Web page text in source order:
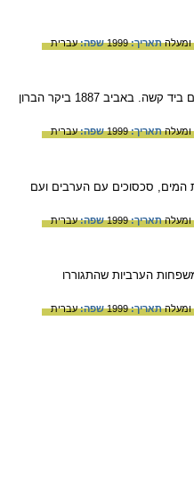
ומעלהתאריך:1999 שפה:עברית
העברת היישוב זמרין לחסותו של הברון רוטשילד הצילה את המתיישבים מרומניה מרעב. אך תנאי המגורים לא שופרו והפקיד הממונה מטעם הברון נהג בהם ביד קשה. באביב 1887 ביקר הברון
ומעלהתאריך:1999 שפה:עברית
המים, סכסוכים עם הערבים ועם
ומעלהתאריך:1999 שפה:עברית
ואת המשפחות הערביות שהתגוררו
ומעלהתאריך:1999 שפה:עברית